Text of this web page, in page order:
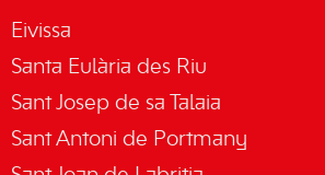
Eivissa
Santa Eulària des Riu
Sant Josep de sa Talaia
Sant Antoni de Portmany